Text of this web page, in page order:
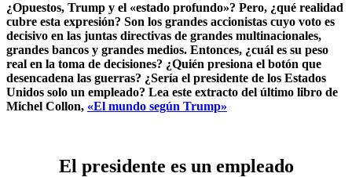
¿Opuestos, Trump y el «estado profundo»? Pero, ¿qué realidad
cubre esta expresión? Son los grandes accionistas cuyo voto es
decisivo en las juntas directivas de grandes multinacionales,
grandes bancos y grandes medios. Entonces, ¿cuál es su peso
real en la toma de decisiones? ¿Quién presiona el botón que
desencadena las guerras? ¿Sería el presidente de los Estados
Unidos solo un empleado? Lea este extracto del último libro de
Michel Collon, «El mundo según Trump»
El presidente es un empleado